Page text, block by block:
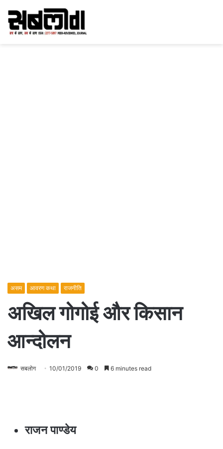
असम आवरण कथा राजनीति
अखिल गोगोई और किसान
आन्दोलन
सबलोग 10/01/2019 0 6 minutes read
राजन पाण्डेय